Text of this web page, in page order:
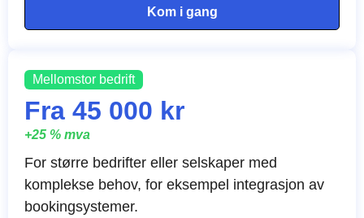
Kom i gang
Mellomstor bedrift
Fra 45 000 kr
+25 % mva
For større bedrifter eller selskaper med
komplekse behov, for eksempel integrasjon av
bookingsystemer.